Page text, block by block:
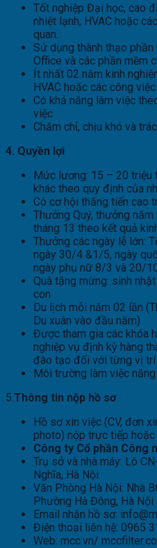
Tốt nghiệp Đại học, cao
nhiệt lạnh, HVAC hoặc
quan.
Sử dụng thành thạo
Office và các phần mềm
Ít nhất 02 năm kinh
HVAC hoặc các công
Có khả năng làm việc
việc
Chăm chỉ, chịu khó và
4. Quyền lợi
Mức lương: 15 – 20 triệu
khác theo quy định của
Có cơ hội thăng tiến cao
Thưởng Quý, thưởng
tháng 13 theo kết quả
Thưởng các ngày lễ lớn:
ngày 30/4 &1/5, ngày
ngày phụ nữ 8/3 và 20/
Quà tặng mừng: sinh
con
Du lịch mỗi năm 02 lần
Du xuân vào đầu năm)
Được tham gia các khóa
nghiệp vụ định kỳ hàng
đào tạo đối với từng vị trí
Môi trường làm việc
5.Thông tin nộp hồ sơ
Hồ sơ xin việc (CV, đơn
photo) nộp trực tiếp
Công ty Cổ phần Công
Trụ sở và nhà máy: Lô
Nghĩa, Hà Nội
Văn Phòng Hà Nội: Nhà
Phường Hà Đông, Hà Nội
Email nhận hồ sơ:
Điện thoại liên hệ: 0965
Web: mcc.vn/